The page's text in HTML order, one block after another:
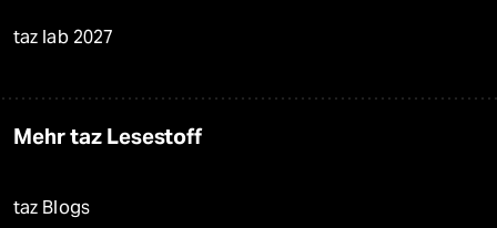
taz lab 2027
Mehr taz Lesestoff
taz Blogs